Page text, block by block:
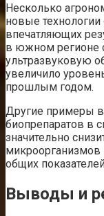
Несколько
новые технологии
впечатляющих
в южном регионе
ультразвуковую
увеличило
прошлым годом.
Другие примеры
биопрепаратов в
значительно
микроорганизмов
общих
Выводы и